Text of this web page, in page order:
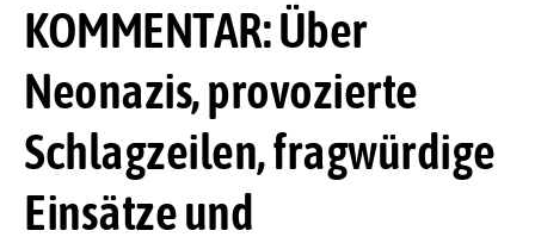
KOMMENTAR: Über
Neonazis, provozierte
Schlagzeilen, fragwürdige
Einsätze und